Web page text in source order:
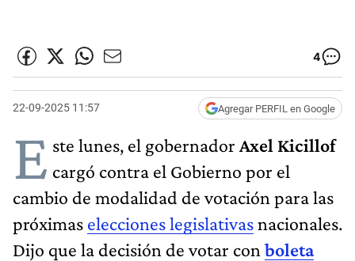
4
22-09-2025 11:57 Agregar PERFIL en Google
E ste lunes, el gobernador Axel Kicillof
cargó contra el Gobierno por el
cambio de modalidad de votación para las
próximas elecciones legislativasnacionales.
Dijo que la decisión de votar con boleta